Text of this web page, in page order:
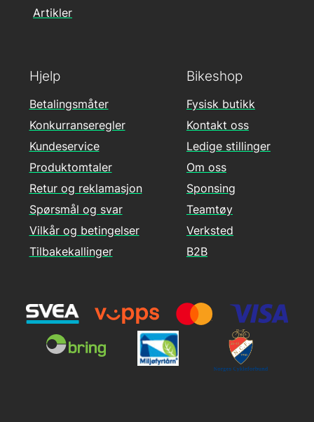
Hjelp
Betalingsmåter
Konkurranseregler
Kundeservice
Produktomtaler
Retur og reklamasjon
Spørsmål og svar
Vilkår og betingelser
Tilbakekallinger
Artikler
Bikeshop
Fysisk butikk
Kontakt oss
Ledige stillinger
Om oss
Sponsing
Teamtøy
Verksted
B2B